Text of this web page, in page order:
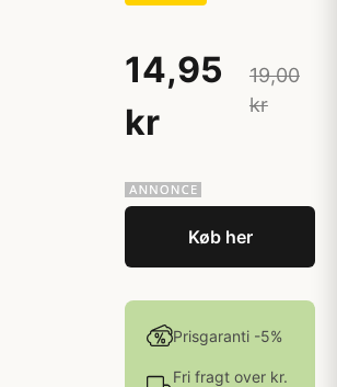
14,95
kr
19,00
kr
Køb her
Prisgaranti -5%
Fri fragt over kr.